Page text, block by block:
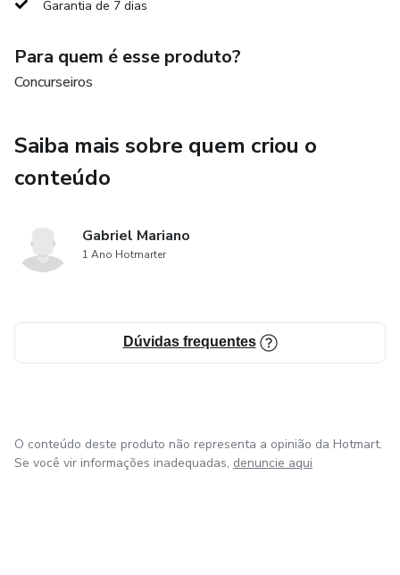
Garantia de 7 dias
Para quem é esse produto?
Concurseiros
Saiba mais sobre quem criou o
conteúdo
Gabriel Mariano
1 Ano Hotmarter
Dúvidas frequentes
O conteúdo deste produto não representa a opinião da Hotmart.
Se você vir informações inadequadas, denuncie aqui